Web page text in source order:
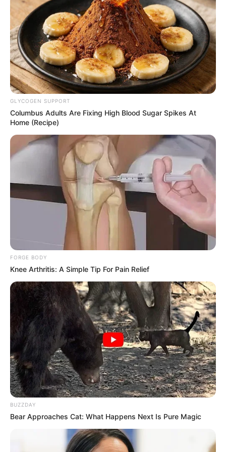
Republik. Informationen unterwww.ddr-museum-tha
le.de.
Calcuimsole-Heilbad Bad Suderode - Idyllisch im
Harz, unweit der Teufelsmauer und der historischen
Stadt Quedlinburg befindet sich das von einer der
stärksten Calciumquellen Europas gespeiste
Kurbad mit seinem 32°C warmen Heilwasser.
Krodoland Bad Harzburg - Ein kleiner Freizeitpark in
Westerode bei Bad Harzburg, der besonders
Kinderherzen höher schlagen lässt. Informationen
www.krodoland.de
Märchenwald Bad Harzburg - Die besonders bei
Kindern beliebte Freizeitanlage in Bad Harzburg ist
eigentlich viel mehr als nur ein Märchenpark. Mit
seinem Mix aus Märchenmotiven und
verschiedenen Spiel- und Fahrattraktionen, wie
Kinderverkehrsgarten, Wasserspielgeräten und
Hüpfburg, sowie einer Modellbahnanlage mit der
Nachbildung derHarzquer- und Brockenbahn
besitzt der Park eine große Anziehungskraft.
Informationen unter www.maerchenwald-harz.de.
Hochseilpark SKYROPE in Bad Harzburg - Als eine
Herausforderung der Sinne auf hohem Niveau
bezeichnet sich dieser Kletterpark mit seinen
verschiedenen Parcours und Schwierigkeitsgraden.
Er liegt ebenfalls in der Nähe des Kurparks.
Informationen unterwww.skyrope.de.
Sole-Therme Bad Harzburg - Baden in einer
Thermalquelle mit Innen- und Außenbecken sowie
einem großen Saunabereich in Bad Harzburg im
Harz. Informationen unterSole-Therme Bad Harzbur
GLYCOGEN SUPPORT
Columbus Adults Are Fixing High Blood Sugar Spikes At
Home (Recipe)
FORGE BODY
Knee Arthritis: A Simple Tip For Pain Relief
BUZZDAY
Bear Approaches Cat: What Happens Next Is Pure Magic